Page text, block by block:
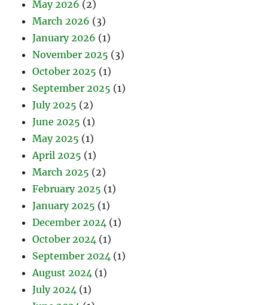
May 2026 (2)
March 2026 (3)
January 2026 (1)
November 2025 (3)
October 2025 (1)
September 2025 (1)
July 2025 (2)
June 2025 (1)
May 2025 (1)
April 2025 (1)
March 2025 (2)
February 2025 (1)
January 2025 (1)
December 2024 (1)
October 2024 (1)
September 2024 (1)
August 2024 (1)
July 2024 (1)